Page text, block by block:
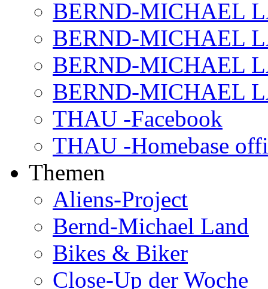
BERND-MICHAEL
BERND-MICHAEL
BERND-MICHAEL
BERND-MICHAEL
THAU -Facebook
THAU -Homebase
Themen
Aliens-Project
Bernd-Michael Land
Bikes & Biker
Close-Up der Woche